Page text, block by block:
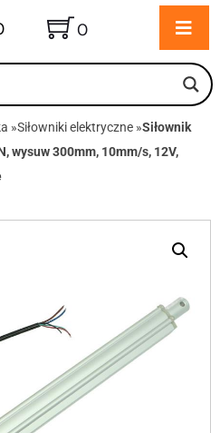
0
»Siłowniki elektryczne »Siłownik
wysuw 300mm, 10mm/s, 12V,